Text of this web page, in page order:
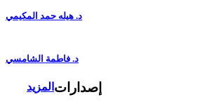
د. هيله حمد المكيمي
د. فاطمة الشامسي
المزيد إصدارات